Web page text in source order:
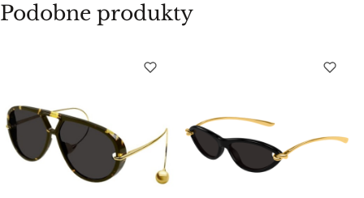
Podobne produkty